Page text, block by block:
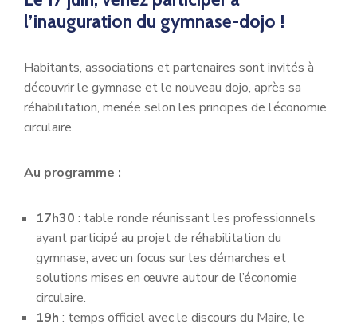
l’inauguration du gymnase-dojo !
Habitants, associations et partenaires sont invités à
découvrir le gymnase et le nouveau dojo, après sa
réhabilitation, menée selon les principes de l’économie
circulaire.
Au programme :
17h30 : table ronde réunissant les professionnels
ayant participé au projet de réhabilitation du
gymnase, avec un focus sur les démarches et
solutions mises en œuvre autour de l’économie
circulaire.
19h : temps officiel avec le discours du Maire, le